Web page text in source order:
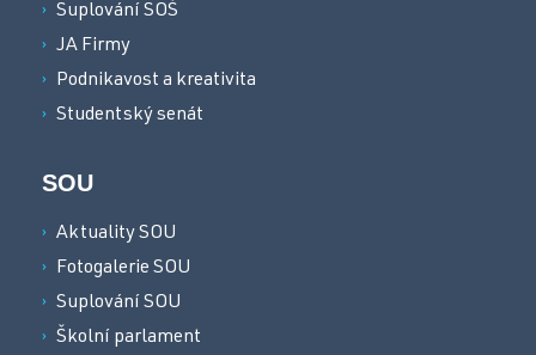
Suplování SOŠ
JA Firmy
Podnikavost a kreativita
Studentský senát
SOU
Aktuality SOU
Fotogalerie SOU
Suplování SOU
Školní parlament